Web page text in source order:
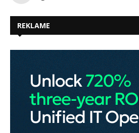
REKLAME